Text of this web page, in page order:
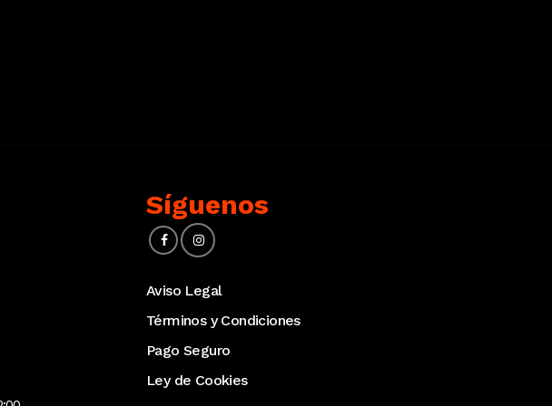
Síguenos
Aviso Legal
Términos y Condiciones
Pago Seguro
Ley de Cookies